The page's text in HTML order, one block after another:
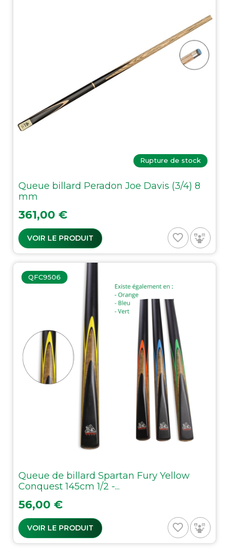
Rupture de stock
Queue billard Peradon Joe Davis (3/4) 8
mm
Prix
361,00 €
VOIR LE PRODUIT favorite_border
QFC9506
Queue de billard Spartan Fury Yellow
Conquest 145cm 1/2 -...
Prix
56,00 €
VOIR LE PRODUIT favorite_border